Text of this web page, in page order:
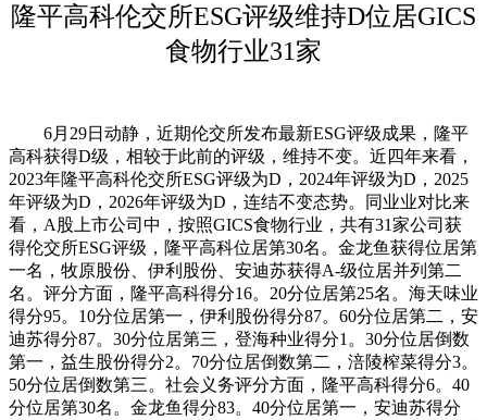
隆平高科伦交所ESG评级维持D位居GICS
食物行业31家
6月29日动静，近期伦交所发布最新ESG评级成果，隆平
高科获得D级，相较于此前的评级，维持不变。近四年来看，
2023年隆平高科伦交所ESG评级为D，2024年评级为D，2025
年评级为D，2026年评级为D，连结不变态势。同业业对比来
看，A股上市公司中，按照GICS食物行业，共有31家公司获
得伦交所ESG评级，隆平高科位居第30名。金龙鱼获得位居第
一名，牧原股份、伊利股份、安迪苏获得A-级位居并列第二
名。评分方面，隆平高科得分16。20分位居第25名。海天味业
得分95。10分位居第一，伊利股份得分87。60分位居第二，安
迪苏得分87。30分位居第三，登海种业得分1。30分位居倒数
第一，益生股份得分2。70分位居倒数第二，涪陵榨菜得分3。
50分位居倒数第三。社会义务评分方面，隆平高科得分6。40
分位居第30名。金龙鱼得分83。40分位居第一，安迪苏得分